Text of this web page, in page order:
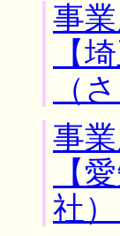
事
【
（
事
【
社